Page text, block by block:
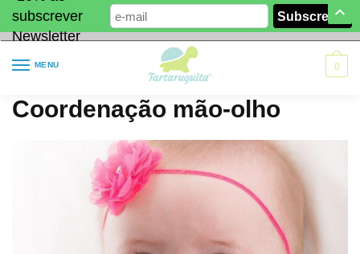
subscrever
Newsletter
MENU 0
Coordenação mão-olho